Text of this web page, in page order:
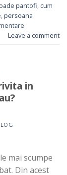
pantofi cum
persoana
Leave a comment
in
mai scumpe
Din acest